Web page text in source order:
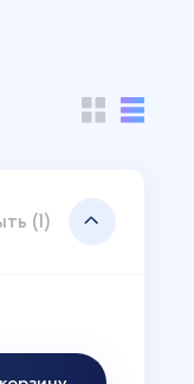
(1)